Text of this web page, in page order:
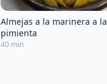
Almejas a la marinera a la
pimienta
40 min